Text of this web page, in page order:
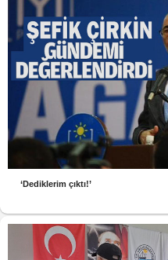
‘Dediklerim çıktı!’